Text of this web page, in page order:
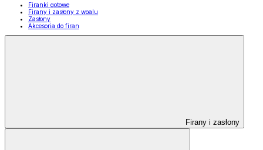
Firanki gotowe
Firany i zasłony z woalu
Zasłony
Akcesoria do firan
Firany i zasłony